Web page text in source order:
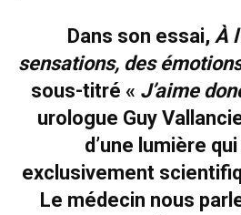
Dans son essai, À
sensations, des
sous-titré « J’aime
urologue Guy
d’une lumière qui
exclusivement
Le médecin nous